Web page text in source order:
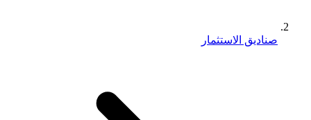
صناديق الاستثمار